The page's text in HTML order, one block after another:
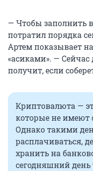
— Чтобы заполнить
потратил порядка
Артем показывает
«асиками». — Сейчас
получит, если
Криптовалюта —
которые не имеют
Однако такими
расплачиваться,
хранить на
сегодняшний